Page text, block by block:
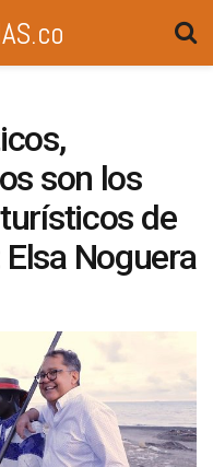
son los
de
Noguera